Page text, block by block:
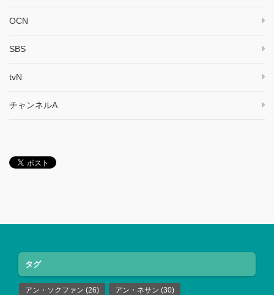
OCN
SBS
tvN
チャンネルA
タグ
アン・ソクファン (26) アン・ネサン (30)